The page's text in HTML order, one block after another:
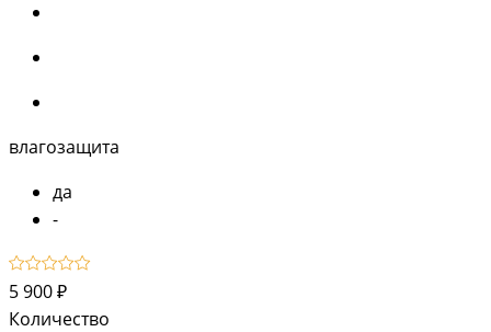
влагозащита
да
-
5 900 ₽
Количество